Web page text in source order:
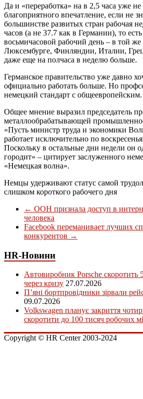
Да и «переработка» на в 2,5 часа уже не
благоприятного впечатление, если не
большинстве развитых стран рабочая
часов (а не 37.7 как в Германии), то
восьмичасовой рабочий день – в той
Люксембурге, Финляндии, Италии,
даже еще на полчаса в неделю больше.
Германское правительство уже давно
официально работать больше. Но
немецкий стандарт с общеевропейским.
Общее мнение выразил председатель
металлообрабатывающей
«Пусть министр труда и экономики
работает исключительно по
Поскольку в остальные дни недели он
городит» – цитирует заслуженного
«Немецкая волна».
Немцы удерживают статус самой
слишком короткого рабочего дня
← ООН признала доступ в
человека
Facebook переманивает лучших
конкурентов →
HR-Новини
Автовиробник Porsche скоротить
через кризу 27.07.2026
П’яні бортпровідники зірвали
09.07.2026
Volkswagen планує закриття
скоротити до 100 тисяч робочих
Copyright © HR Center 2003-2024